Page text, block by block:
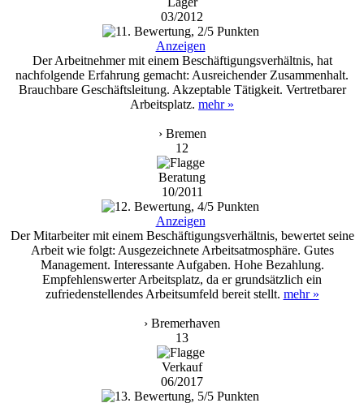
03/2012
Anzeigen
Der Arbeitnehmer mit einem Beschäftigungsverhältnis, hat
nachfolgende Erfahrung gemacht: Ausreichender Zusammenhalt.
Brauchbare Geschäftsleitung. Akzeptable Tätigkeit. Vertretbarer
Arbeitsplatz. mehr »
› Bremen
12
Beratung
10/2011
Anzeigen
Der Mitarbeiter mit einem Beschäftigungsverhältnis, bewertet seine
Arbeit wie folgt: Ausgezeichnete Arbeitsatmosphäre. Gutes
Management. Interessante Aufgaben. Hohe Bezahlung.
Empfehlenswerter Arbeitsplatz, da er grundsätzlich ein
zufriedenstellendes Arbeitsumfeld bereit stellt. mehr »
› Bremerhaven
13
Verkauf
06/2017